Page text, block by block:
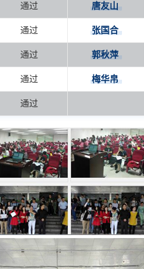
通过 唐友山
通过 张国合
通过 郭秋萍
通过 梅华帛
通过